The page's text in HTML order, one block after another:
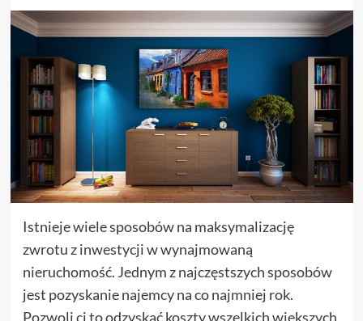
Istnieje wiele sposobów na maksymalizację
zwrotu z inwestycji w wynajmowaną
nieruchomość. Jednym z najczęstszych sposobów
jest pozyskanie najemcy na co najmniej rok.
Pozwoli ci to odzyskać koszty wszelkich większych